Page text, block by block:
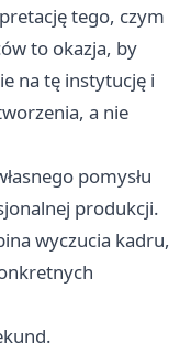
tego, czym
to okazja, by
na tę instytucję i
a nie
pomysłu
produkcji.
wyczucia kadru,